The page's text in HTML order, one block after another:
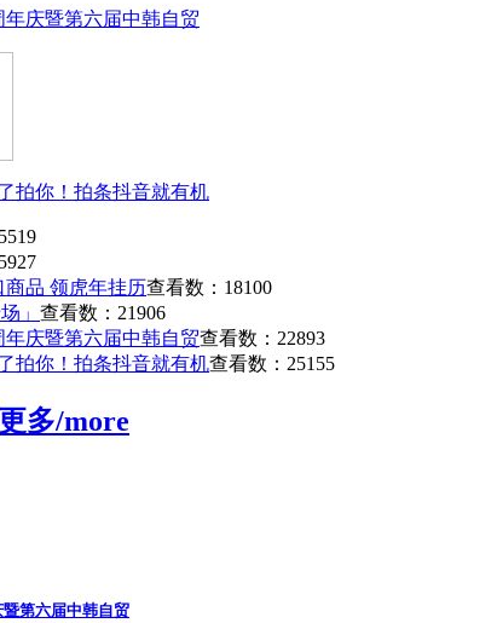
庆暨第六届中韩自贸
拍你！拍条抖音就有机
商品 领虎年挂历查看数：18100
」 查看数：21906
庆暨第六届中韩自贸查看数：22893
拍你！拍条抖音就有机查看数：25155
更多/more
第六届中韩自贸